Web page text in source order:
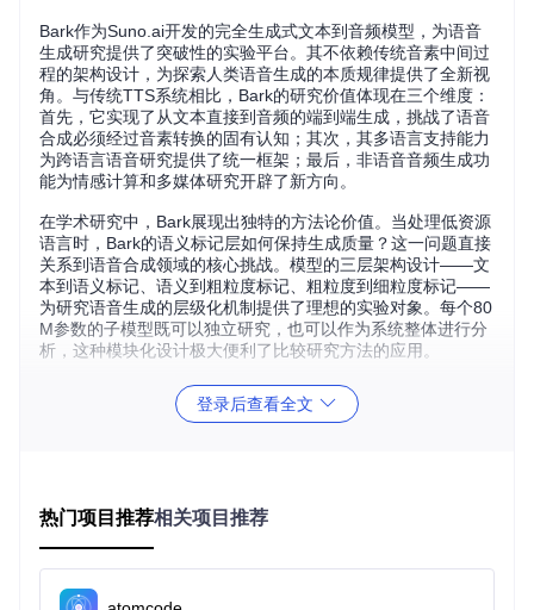
Bark作为Suno.ai开发的完全生成式文本到音频模型，为语音
生成研究提供了突破性的实验平台。其不依赖传统音素中间过
程的架构设计，为探索人类语音生成的本质规律提供了全新视
角。与传统TTS系统相比，Bark的研究价值体现在三个维度：
首先，它实现了从文本直接到音频的端到端生成，挑战了语音
合成必须经过音素转换的固有认知；其次，其多语言支持能力
为跨语言语音研究提供了统一框架；最后，非语音音频生成功
能为情感计算和多媒体研究开辟了新方向。
在学术研究中，Bark展现出独特的方法论价值。当处理低资源
语言时，Bark的语义标记层如何保持生成质量？这一问题直接
关系到语音合成领域的核心挑战。模型的三层架构设计——文
本到语义标记、语义到粗粒度标记、粗粒度到细粒度标记——
为研究语音生成的层级化机制提供了理想的实验对象。每个80
M参数的子模型既可以独立研究，也可以作为系统整体进行分
析，这种模块化设计极大便利了比较研究方法的应用。
二、技术解析：Bark模型的研究视角解构
语言学研究：通过分析不同语言在Bark中的生成质量差异，研
究人员可以探索语言结构对语音合成的影响。特别是在中文、
日语等声调语言与英语等非声调语言的对比研究中，Bark提供
了控制变量的实验环境。
登录后查看全文
热门项目推荐相关项目推荐